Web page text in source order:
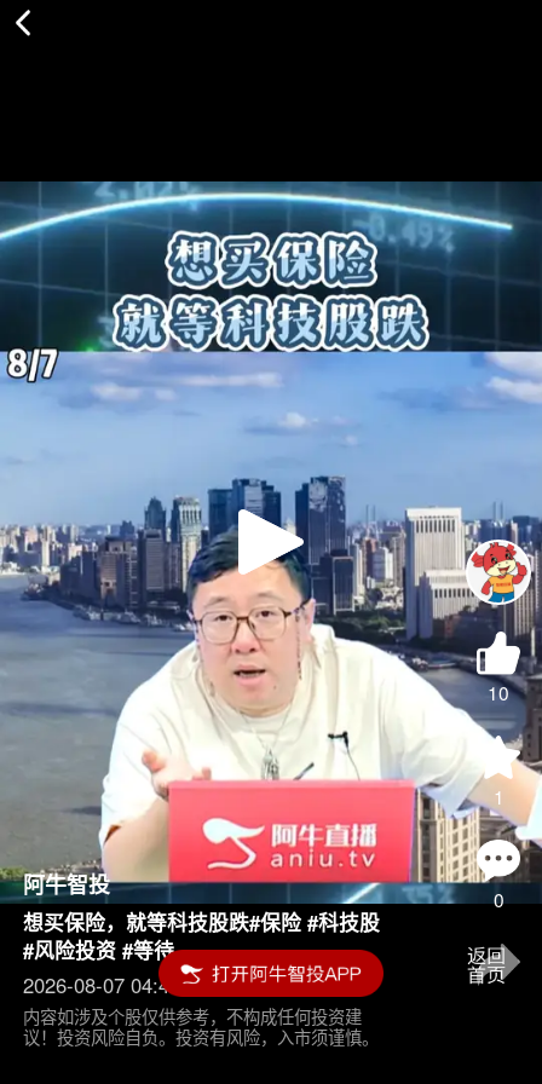
Play
Video
10
1
0
阿牛智投
想买保险，就等科技股跌#保险 #科技股
#风险投资 #等待
2026-08-07 04:45
内容如涉及个股仅供参考，不构成任何投资建
议！投资风险自负。投资有风险，入市须谨慎。